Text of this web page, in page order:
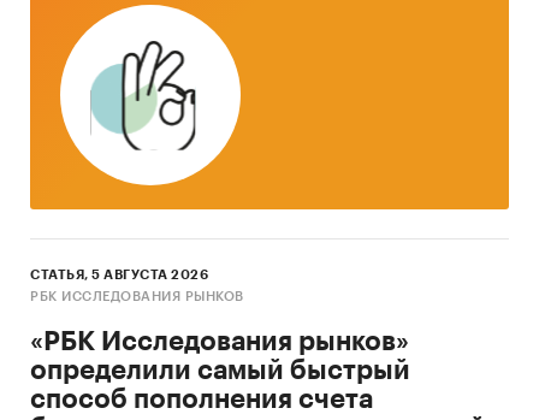
Расчетные сроки проекта
Расчетные сроки - 3 года (36 месяцев)
Резюме комплекса маркетинга (4Р) продукции
- Продукт - Высокое качество продукции и
широкий ассортимент. Уникальным
достоинством продукции является
постоянный контроль качества ее
возможных рецептов теста и начинки.
- Цена - Для обеспечения конкурентного
преимущества цены на реализуемую
продукцию планируется установить чуть ниже
СТАТЬЯ, 5 АВГУСТА 2026
РБК ИССЛЕДОВАНИЯ РЫНКОВ
«РБК Исследования рынков»
определили самый быстрый
способ пополнения счета